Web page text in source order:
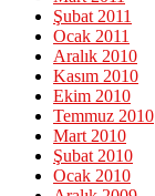
Şubat 2011
Ocak 2011
Aralık 2010
Kasım 2010
Ekim 2010
Temmuz 2010
Mart 2010
Şubat 2010
Ocak 2010